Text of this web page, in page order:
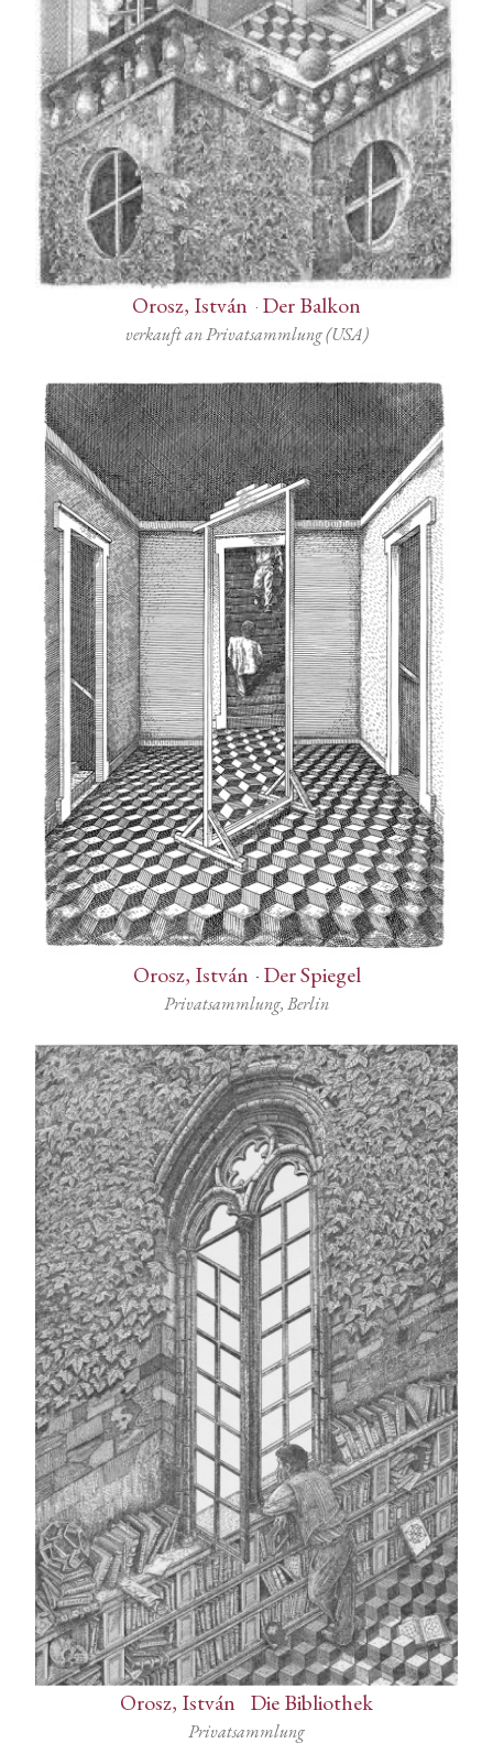
Orosz, István -Der Balkon
verkauft an Privatsammlung (USA)
Orosz, István -Der Spiegel
Privatsammlung, Berlin
Orosz, István Die Bibliothek
Privatsammlung